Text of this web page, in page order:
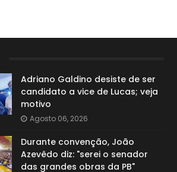
Adriano Galdino desiste de ser
candidato a vice de Lucas; veja
motivo
Agosto 06, 2026
Durante convenção, João
Azevêdo diz: "serei o senador
das grandes obras da PB"